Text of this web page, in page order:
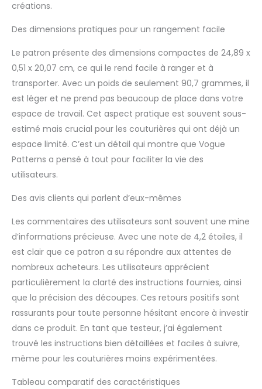
créations.
Des dimensions pratiques pour un rangement facile
Le patron présente des dimensions compactes de 24,89 x
0,51 x 20,07 cm, ce qui le rend facile à ranger et à
transporter. Avec un poids de seulement 90,7 grammes, il
est léger et ne prend pas beaucoup de place dans votre
espace de travail. Cet aspect pratique est souvent sous-
estimé mais crucial pour les couturières qui ont déjà un
espace limité. C’est un détail qui montre que Vogue
Patterns a pensé à tout pour faciliter la vie des
utilisateurs.
Des avis clients qui parlent d’eux-mêmes
Les commentaires des utilisateurs sont souvent une mine
d’informations précieuse. Avec une note de 4,2 étoiles, il
est clair que ce patron a su répondre aux attentes de
nombreux acheteurs. Les utilisateurs apprécient
particulièrement la clarté des instructions fournies, ainsi
que la précision des découpes. Ces retours positifs sont
rassurants pour toute personne hésitant encore à investir
dans ce produit. En tant que testeur, j’ai également
trouvé les instructions bien détaillées et faciles à suivre,
même pour les couturières moins expérimentées.
Tableau comparatif des caractéristiques